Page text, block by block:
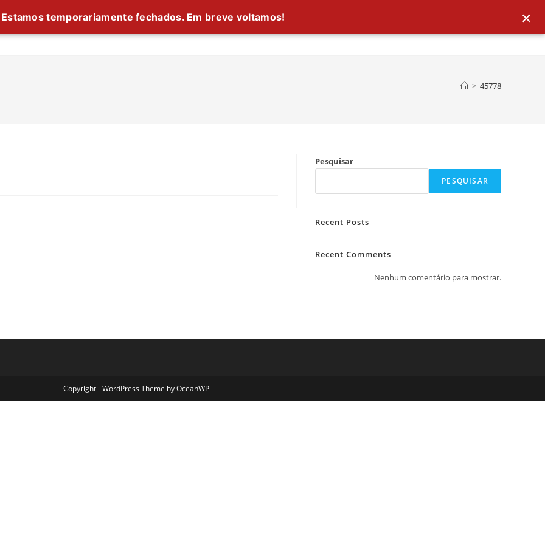
> 45778
Pesquisar
PESQUISAR
Recent Posts
Recent Comments
Nenhum comentário para mostrar.
Copyright - WordPress Theme by OceanWP
×
Estamos temporariamente fechados. Em breve voltamos!